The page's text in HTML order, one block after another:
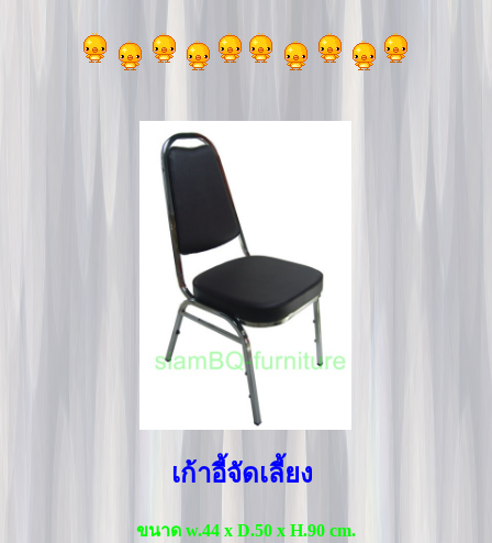
เก้าอี้จัดเลี้ยง
ขนาด w.44 x D.50 x H.90 cm.